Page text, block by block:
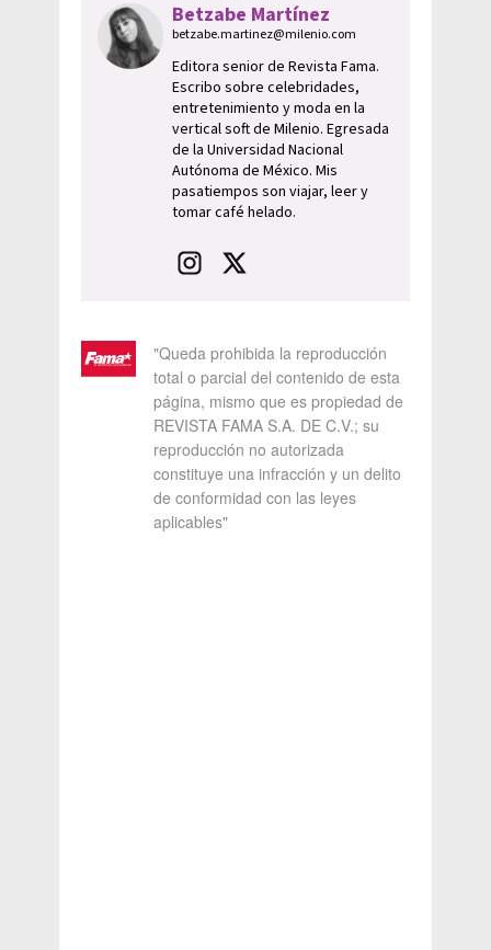
Betzabe Martínez
betzabe.martinez@milenio.com
Editora senior de Revista Fama.
Escribo sobre celebridades,
entretenimiento y moda en la
vertical soft de Milenio. Egresada
de la Universidad Nacional
Autónoma de México. Mis
pasatiempos son viajar, leer y
tomar café helado.
"Queda prohibida la reproducción
total o parcial del contenido de esta
página, mismo que es propiedad de
REVISTA FAMA S.A. DE C.V.; su
reproducción no autorizada
constituye una infracción y un delito
de conformidad con las leyes
aplicables"